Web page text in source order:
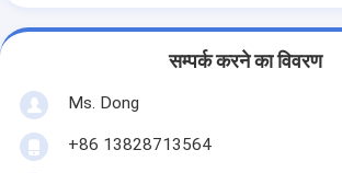
सम्पर्क करने का विवरण
Ms. Dong
+86 13828713564